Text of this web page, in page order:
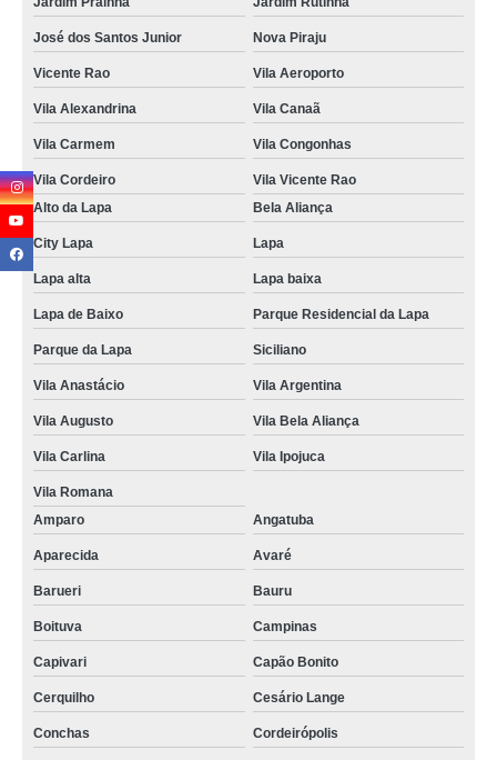
José dos Santos Junior Nova Piraju
Vicente Rao Vila Aeroporto
Vila Alexandrina Vila Canaã
Vila Carmem Vila Congonhas
Vila Cordeiro
Vila Vicente Rao
Alto da Lapa
Bela Aliança
City Lapa Lapa
Lapa alta Lapa baixa
Lapa de Baixo Parque Residencial da Lapa
Parque da Lapa Siciliano
Vila Anastácio Vila Argentina
Vila Augusto Vila Bela Aliança
Vila Carlina Vila Ipojuca
Vila Romana
Amparo
Angatuba
Aparecida Avaré
Barueri Bauru
Boituva Campinas
Capivari Capão Bonito
Cerquilho Cesário Lange
Conchas Cordeirópolis